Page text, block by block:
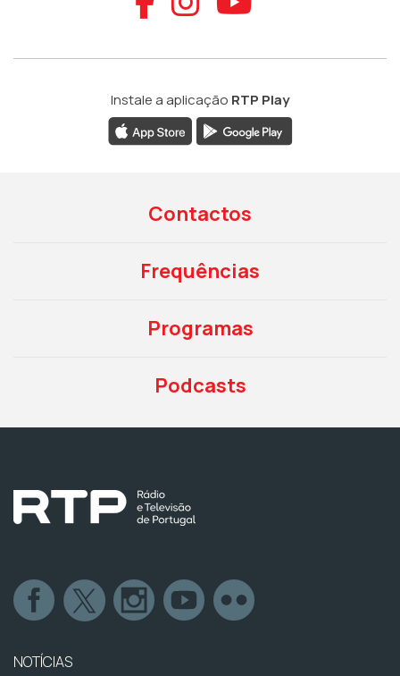
Instale a aplicação RTP Play
Contactos
Frequências
Programas
Podcasts
NOTÍCIAS